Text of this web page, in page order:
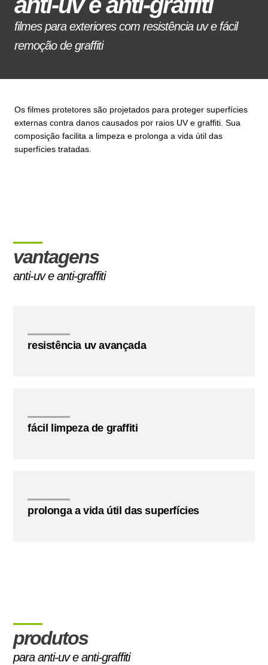
filmes para exteriores com resistência uv e fácil
remoção de graffiti
Os filmes protetores são projetados para proteger superfícies
externas contra danos causados por raios UV e graffiti. Sua
composição facilita a limpeza e prolonga a vida útil das
superfícies tratadas.
vantagens
anti-uv e anti-graffiti
resistência uv avançada
fácil limpeza de graffiti
prolonga a vida útil das superfícies
produtos
para anti-uv e anti-graffiti